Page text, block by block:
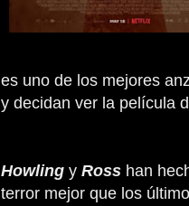
es uno de los mejores
y decidan ver la película
Howling y Ross han
terror mejor que los